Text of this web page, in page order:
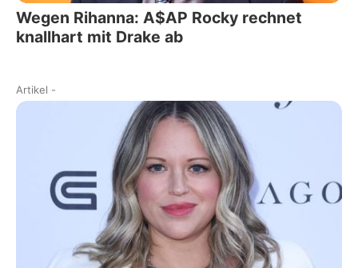
Wegen Rihanna: A$AP Rocky rechnet
knallhart mit Drake ab
Artikel -